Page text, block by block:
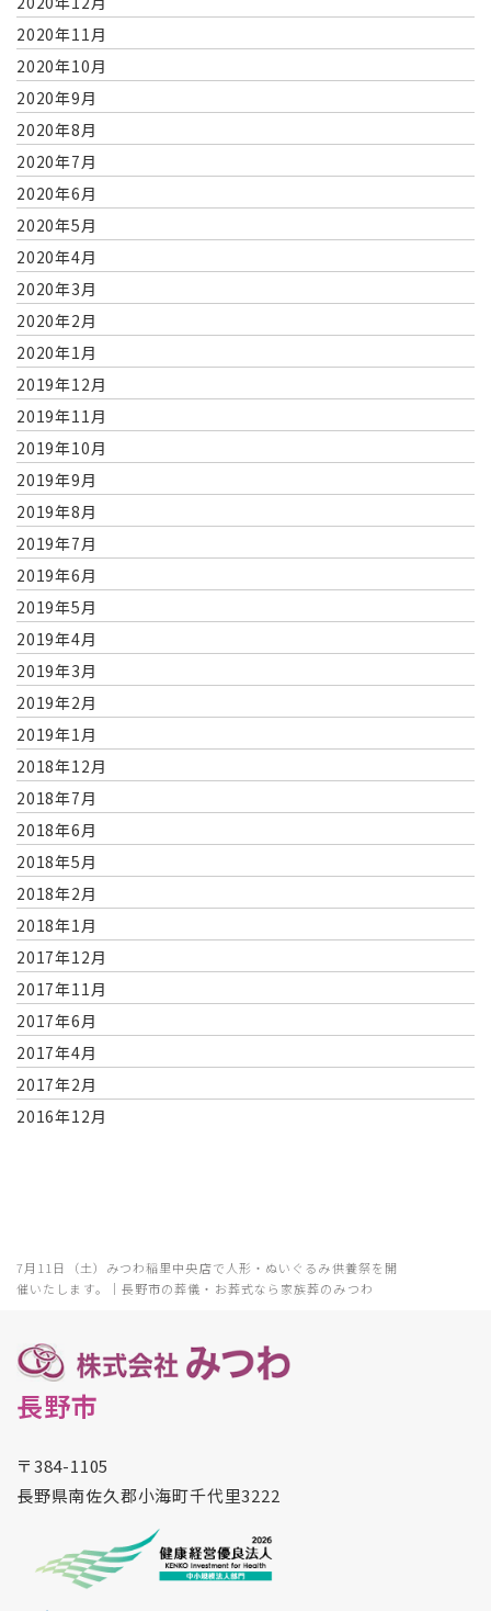
7月11日（土）みつわ稲里中央店で人形・ぬいぐるみ供養祭を開
催いたします。｜長野市の葬儀・お葬式なら家族葬のみつわ
2020年11月
2020年10月
2020年9月
2020年8月
2020年7月
2020年6月
2020年5月
2020年4月
2020年3月
2020年2月
2020年1月
2019年12月
2019年11月
2019年10月
2019年9月
2019年8月
2019年7月
2019年6月
2019年5月
2019年4月
2019年3月
2019年2月
2019年1月
2018年12月
2018年7月
2018年6月
2018年5月
2018年2月
2018年1月
2017年12月
2017年11月
2017年6月
2017年4月
2017年2月
2016年12月
長野市
〒384-1105
長野県南佐久郡小海町千代里3222